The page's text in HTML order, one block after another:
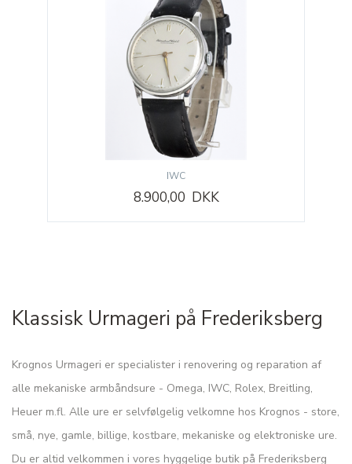
IWC
8.900,00 DKK
Klassisk Urmageri på Frederiksberg
Krognos Urmageri er specialister i renovering og reparation af
alle mekaniske armbåndsure - Omega, IWC, Rolex, Breitling,
Heuer m.fl. Alle ure er selvfølgelig velkomne hos Krognos - store,
små, nye, gamle, billige, kostbare, mekaniske og elektroniske ure.
Du er altid velkommen i vores hyggelige butik på Frederiksberg